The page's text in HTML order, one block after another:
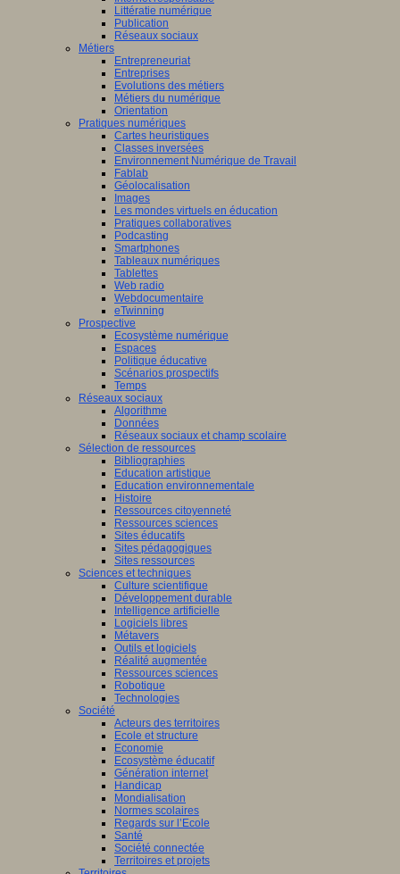
Littératie numérique
Publication
Réseaux sociaux
Métiers
Entrepreneuriat
Entreprises
Evolutions des métiers
Métiers du numérique
Orientation
Pratiques numériques
Cartes heuristiques
Classes inversées
Environnement Numérique de Travail
Fablab
Géolocalisation
Images
Les mondes virtuels en éducation
Pratiques collaboratives
Podcasting
Smartphones
Tableaux numériques
Tablettes
Web radio
Webdocumentaire
eTwinning
Prospective
Ecosystème numérique
Espaces
Politique éducative
Scénarios prospectifs
Temps
Réseaux sociaux
Algorithme
Données
Réseaux sociaux et champ scolaire
Sélection de ressources
Bibliographies
Education artistique
Education environnementale
Histoire
Ressources citoyenneté
Ressources sciences
Sites éducatifs
Sites pédagogiques
Sites ressources
Sciences et techniques
Culture scientifique
Développement durable
Intelligence artificielle
Logiciels libres
Métavers
Outils et logiciels
Réalité augmentée
Ressources sciences
Robotique
Technologies
Société
Acteurs des territoires
Ecole et structure
Economie
Ecosystème éducatif
Génération internet
Handicap
Mondialisation
Normes scolaires
Regards sur l’Ecole
Santé
Société connectée
Territoires et projets